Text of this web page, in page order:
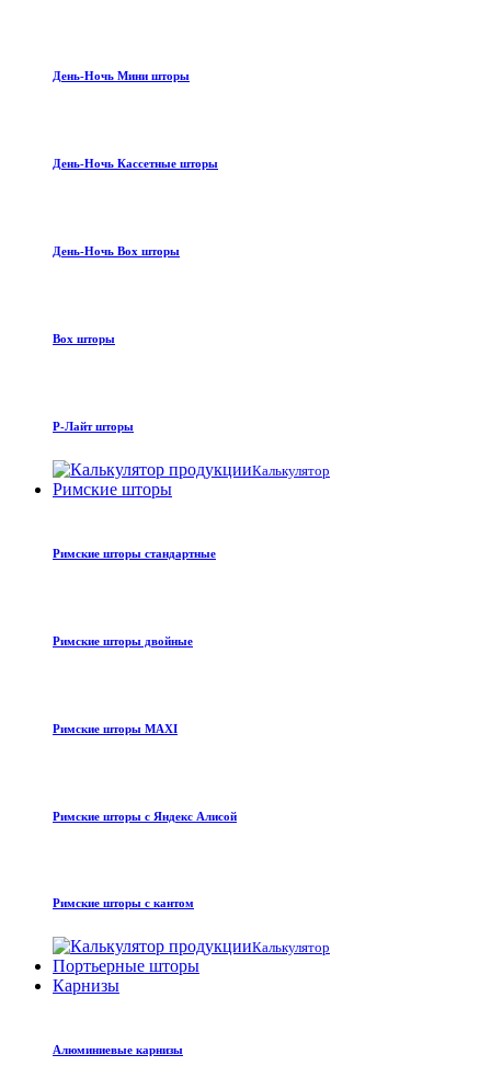
День-Ночь Мини шторы
День-Ночь Кассетные шторы
День-Ночь Box шторы
Box шторы
Р-Лайт шторы
Калькулятор
Римские шторы
Римские шторы стандартные
Римские шторы двойные
Римские шторы MAXI
Римские шторы с Яндекс Алисой
Римские шторы с кантом
Калькулятор
Портьерные шторы
Карнизы
Алюминиевые карнизы